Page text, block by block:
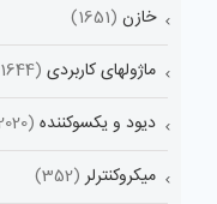
خازن (1651)
ماژولهای کاربردی (1644)
دیود و یکسوکننده (2020)
میکروکنترلر (352)